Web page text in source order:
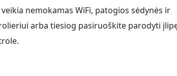
nemokamas WiFi, patogios sėdynės ir
arba tiesiog pasiruoškite parodyti